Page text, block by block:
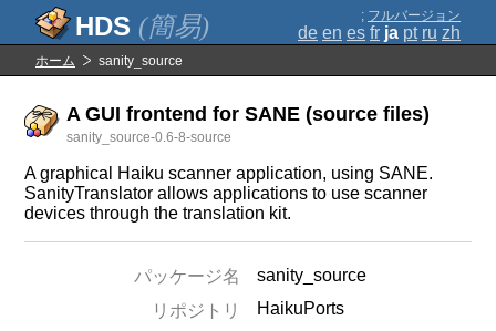
(簡易) ; フルバージョン
de en es fr ja pt ru zh
ホーム sanity_source
A GUI frontend for SANE (source files)
sanity_source-0.6-8-source
A graphical Haiku scanner application, using SANE.
SanityTranslator allows applications to use scanner
devices through the translation kit.
パッケージ名
sanity_source
リポジトリ
HaikuPorts